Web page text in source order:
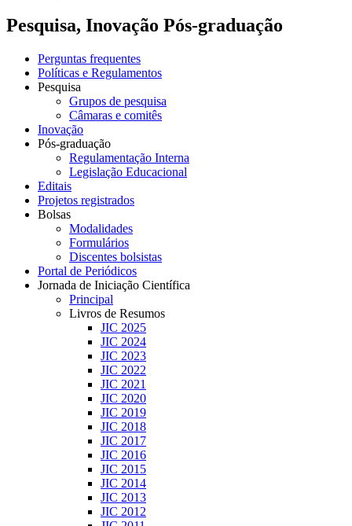
Pesquisa, Inovação Pós-graduação
Perguntas frequentes
Políticas e Regulamentos
Pesquisa
Grupos de pesquisa
Câmaras e comitês
Inovação
Pós-graduação
Regulamentação Interna
Legislação Educacional
Editais
Projetos registrados
Bolsas
Modalidades
Formulários
Discentes bolsistas
Portal de Periódicos
Jornada de Iniciação Científica
Principal
Livros de Resumos
JIC 2025
JIC 2024
JIC 2023
JIC 2022
JIC 2021
JIC 2020
JIC 2019
JIC 2018
JIC 2017
JIC 2016
JIC 2015
JIC 2014
JIC 2013
JIC 2012